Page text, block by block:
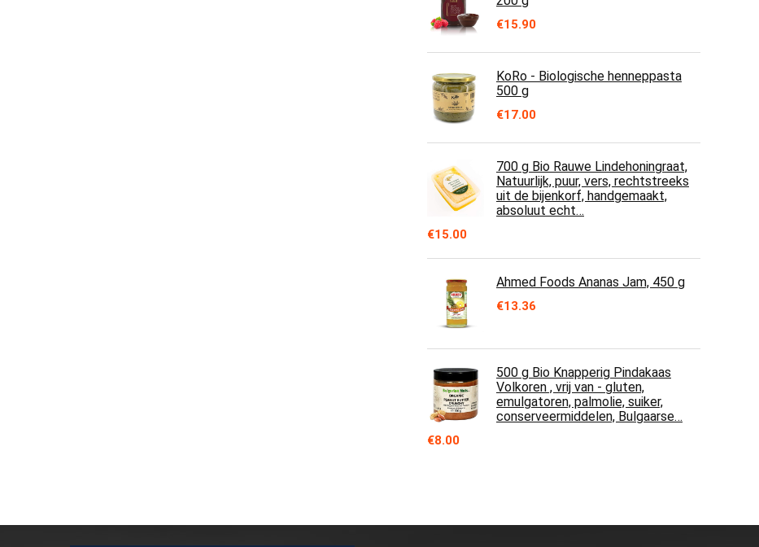
€15.90
KoRo - Biologische henneppasta
500 g
€17.00
700 g Bio Rauwe Lindehoningraat,
Natuurlijk, puur, vers, rechtstreeks
uit de bijenkorf, handgemaakt,
absoluut echt…
€15.00
Ahmed Foods Ananas Jam, 450 g
€13.36
500 g Bio Knapperig Pindakaas
Volkoren , vrij van - gluten,
emulgatoren, palmolie, suiker,
conserveermiddelen, Bulgaarse…
€8.00